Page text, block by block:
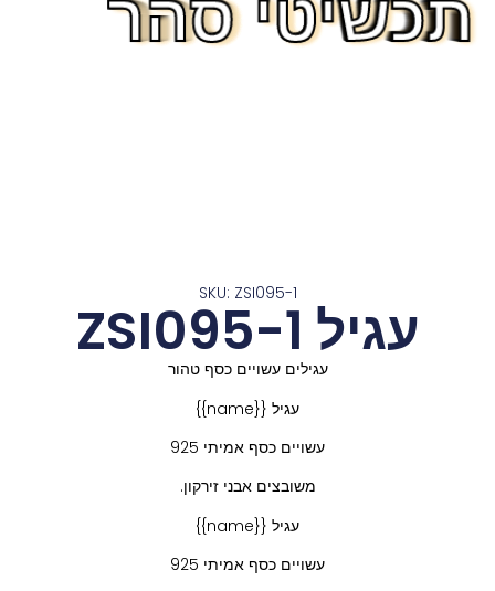
תכשיטי סהר
תכשיטי סהר
תכשיטי סהר
תכשיטי סהר
תכשיטי סהר
תכשיטי סהר
תכשיטי סהר
תכשיטי סהר
תכשיטי סהר
תכשיטי סהר
תכשיטי סהר
תכשיטי סהר
תכשיטי סהר
SKU: ZSI095-1
עגיל ZSI095-1
עגילים עשויים כסף טהור
עגיל {{name}}
עשויים כסף אמיתי 925
משובצים אבני זירקון.
עגיל {{name}}
עשויים כסף אמיתי 925